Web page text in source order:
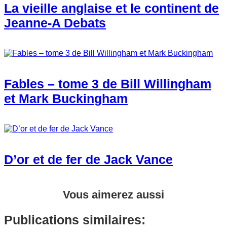
La vieille anglaise et le continent de
Jeanne-A Debats
Fables – tome 3 de Bill Willingham
et Mark Buckingham
D’or et de fer de Jack Vance
Vous aimerez aussi
Publications similaires: